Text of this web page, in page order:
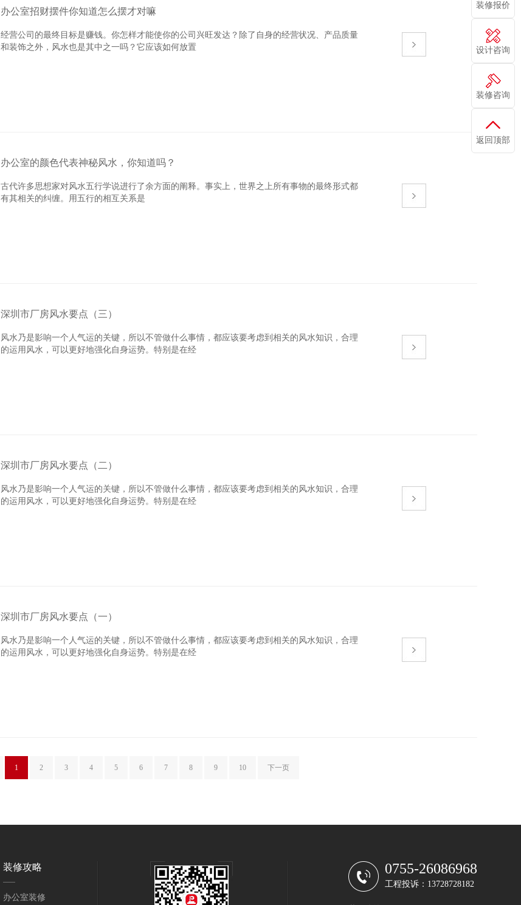
办公室招财摆件你知道怎么摆才对嘛
经营公司的最终目标是赚钱。你怎样才能使你的公司兴旺发达？除了自身的经营状况、产品质量
和装饰之外，风水也是其中之一吗？它应该如何放置
办公室的颜色代表神秘风水，你知道吗？
古代许多思想家对风水五行学说进行了余方面的阐释。事实上，世界之上所有事物的最终形式都
有其相关的纠缠。用五行的相互关系是
深圳市厂房风水要点（三）
风水乃是影响一个人气运的关键，所以不管做什么事情，都应该要考虑到相关的风水知识，合理
的运用风水，可以更好地强化自身运势。特别是在经
深圳市厂房风水要点（二）
风水乃是影响一个人气运的关键，所以不管做什么事情，都应该要考虑到相关的风水知识，合理
的运用风水，可以更好地强化自身运势。特别是在经
深圳市厂房风水要点（一）
风水乃是影响一个人气运的关键，所以不管做什么事情，都应该要考虑到相关的风水知识，合理
的运用风水，可以更好地强化自身运势。特别是在经
1 2 3 4 5 6 7 8 9 10 下一页
装修攻略
办公室装修
0755-26086968
工程投诉：13728728182
装修报价
设计咨询
装修咨询
返回顶部